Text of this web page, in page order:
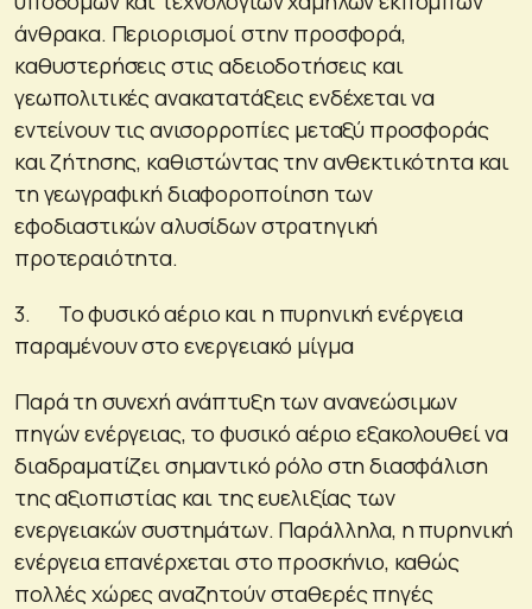
άνθρακα. Περιορισμοί στην προσφορά,
καθυστερήσεις στις αδειοδοτήσεις και
γεωπολιτικές ανακατατάξεις ενδέχεται να
εντείνουν τις ανισορροπίες μεταξύ προσφοράς
και ζήτησης, καθιστώντας την ανθεκτικότητα και
τη γεωγραφική διαφοροποίηση των
εφοδιαστικών αλυσίδων στρατηγική
προτεραιότητα.
3. Το φυσικό αέριο και η πυρηνική ενέργεια
παραμένουν στο ενεργειακό μίγμα
Παρά τη συνεχή ανάπτυξη των ανανεώσιμων
πηγών ενέργειας, το φυσικό αέριο εξακολουθεί να
διαδραματίζει σημαντικό ρόλο στη διασφάλιση
της αξιοπιστίας και της ευελιξίας των
ενεργειακών συστημάτων. Παράλληλα, η πυρηνική
ενέργεια επανέρχεται στο προσκήνιο, καθώς
πολλές χώρες αναζητούν σταθερές πηγές